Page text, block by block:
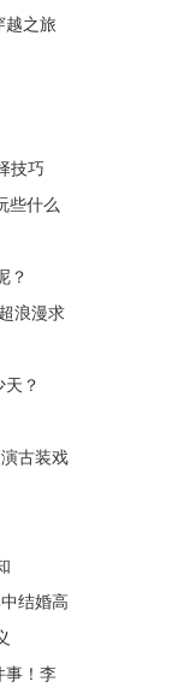
越之旅
技巧
些什么
？
浪漫求
天？
古装戏
结婚高
事！李